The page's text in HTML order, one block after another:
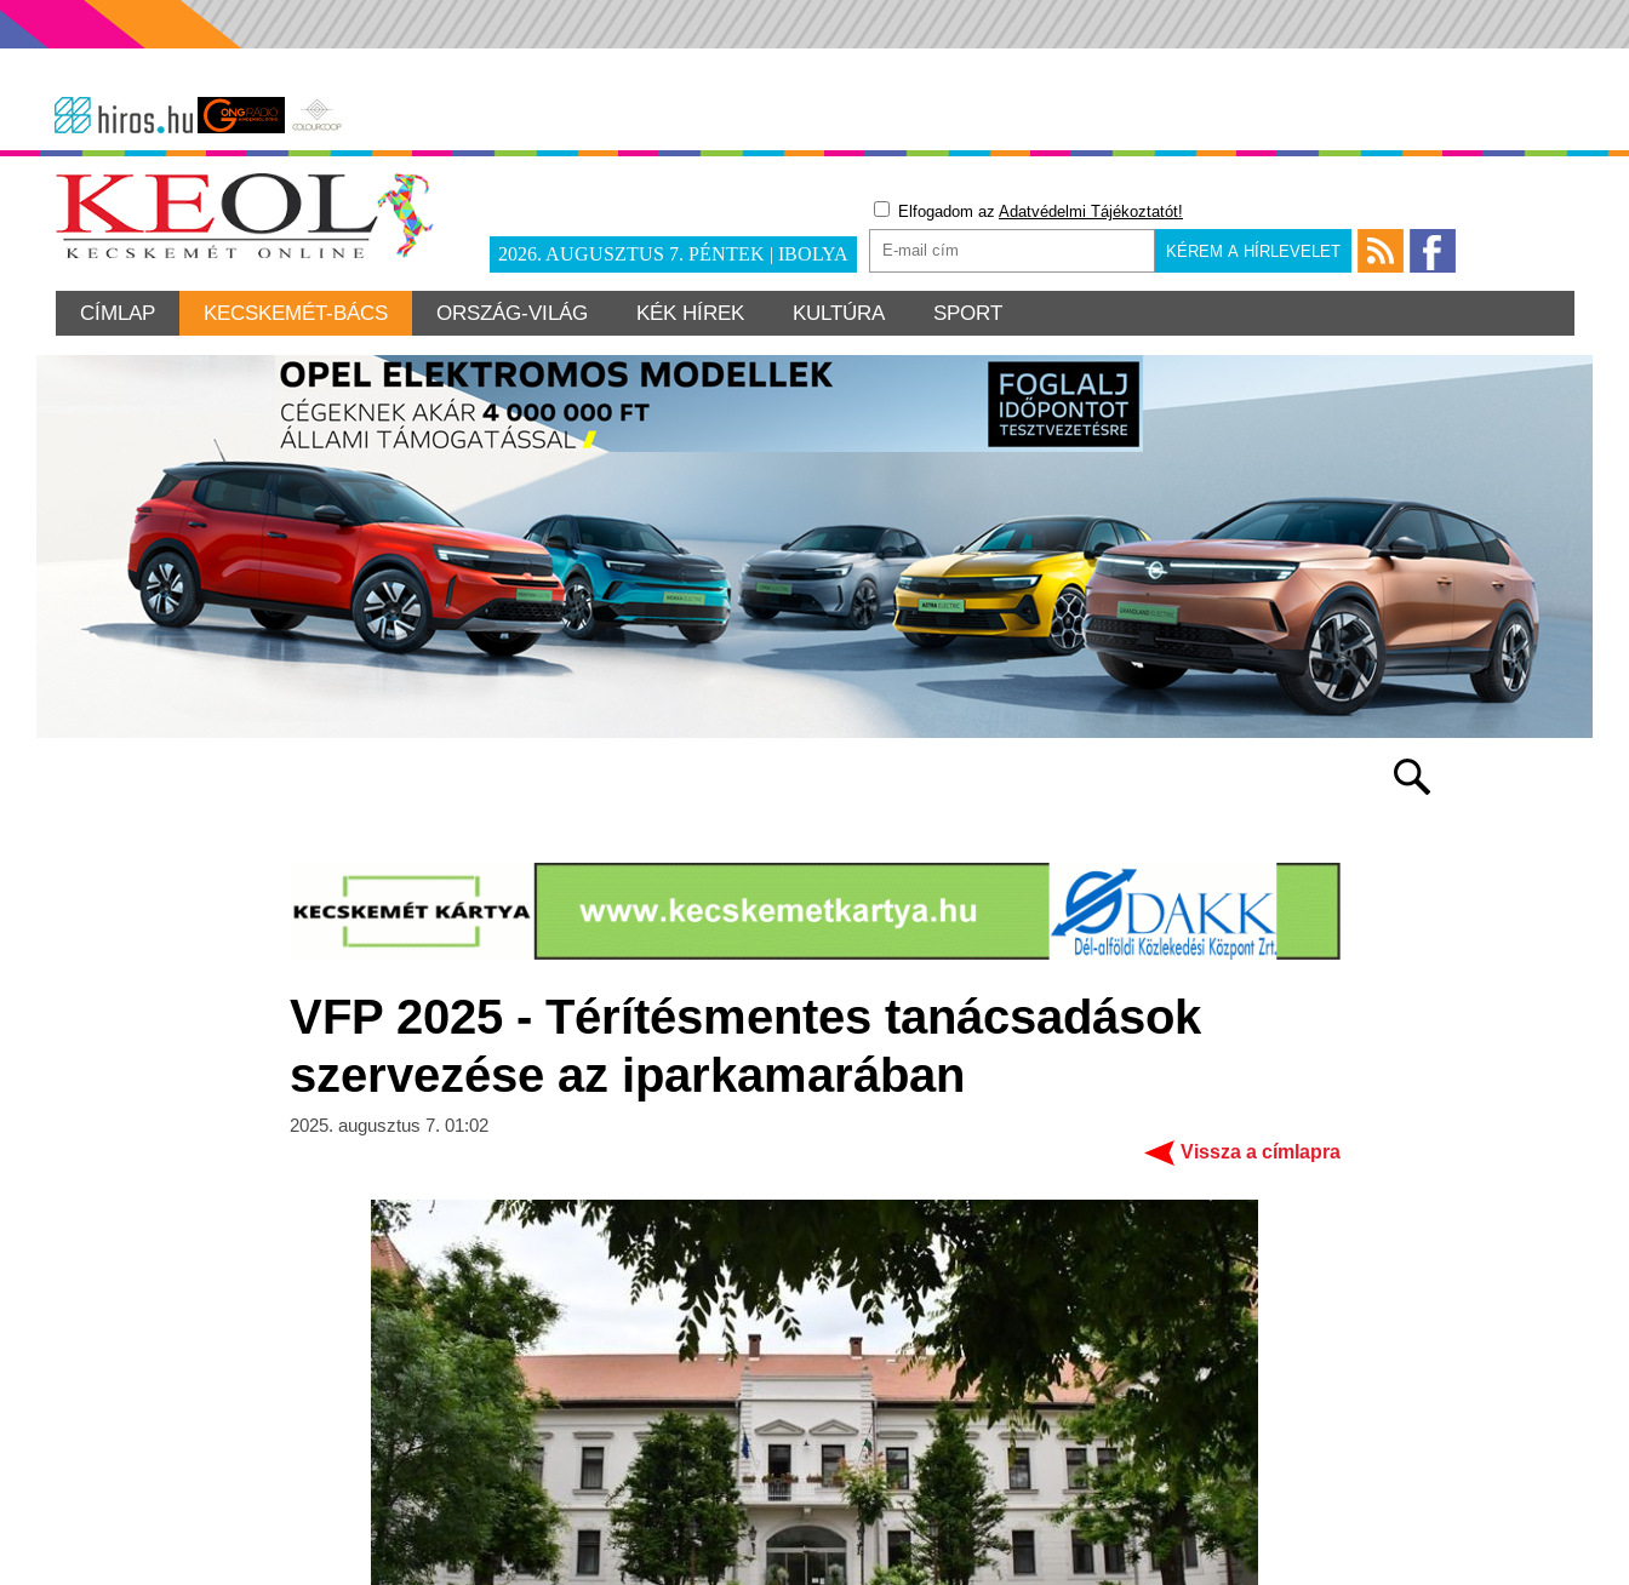
2026. AUGUSZTUS 7. PÉNTEK | IBOLYA
Elfogadom az Adatvédelmi Tájékoztatót!
CÍMLAP KECSKEMÉT-BÁCS ORSZÁG-VILÁG KÉK HÍREK KULTÚRA SPORT
VFP 2025 - Térítésmentes tanácsadások
szervezése az iparkamarában
2025. augusztus 7. 01:02
Vissza a címlapra